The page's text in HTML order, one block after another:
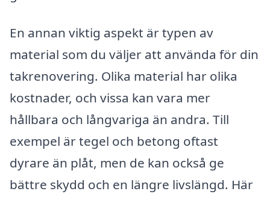
En annan viktig aspekt är typen av
material som du väljer att använda för din
takrenovering. Olika material har olika
kostnader, och vissa kan vara mer
hållbara och långvariga än andra. Till
exempel är tegel och betong oftast
dyrare än plåt, men de kan också ge
bättre skydd och en längre livslängd. Här